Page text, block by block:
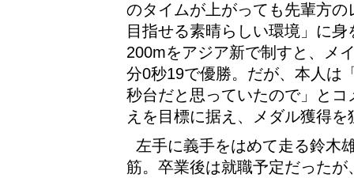
のタイムが上がっても先輩方
目指せる素晴らしい環境」に
200mをアジア新で制すと、メ
分0秒19で優勝。だが、本人は
秒台だと思っていたので」とコ
えを目標に据え、メダル獲得を
左手に義手をはめて走る鈴木
筋。卒業後は就職予定だった